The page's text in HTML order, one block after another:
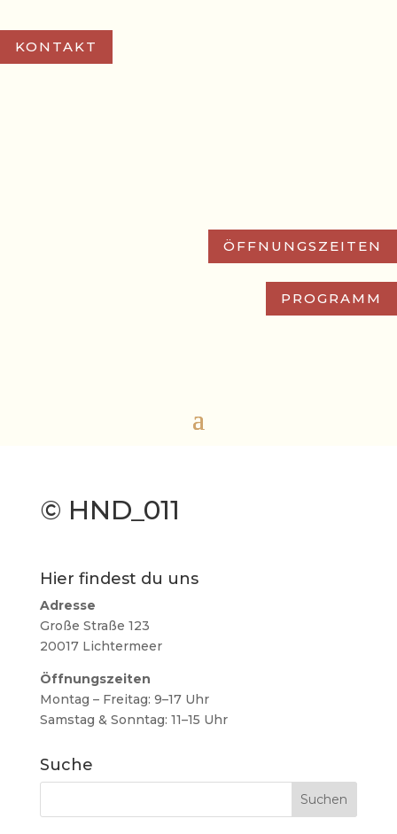
KONTAKT
ÖFFNUNGSZEITEN
PROGRAMM
© HND_011
Hier findest du uns
Adresse
Große Straße 123
20017 Lichtermeer
Öffnungszeiten
Montag – Freitag: 9–17 Uhr
Samstag & Sonntag: 11–15 Uhr
Suche